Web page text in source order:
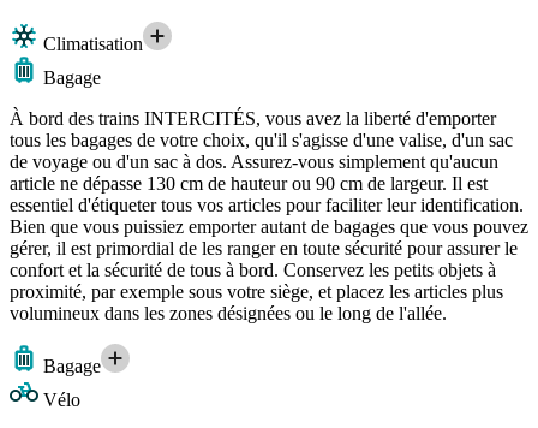
Climatisation
Bagage
À bord des trains INTERCITÉS, vous avez la liberté d'emporter
tous les bagages de votre choix, qu'il s'agisse d'une valise, d'un sac
de voyage ou d'un sac à dos. Assurez-vous simplement qu'aucun
article ne dépasse 130 cm de hauteur ou 90 cm de largeur. Il est
essentiel d'étiqueter tous vos articles pour faciliter leur identification.
Bien que vous puissiez emporter autant de bagages que vous pouvez
gérer, il est primordial de les ranger en toute sécurité pour assurer le
confort et la sécurité de tous à bord. Conservez les petits objets à
proximité, par exemple sous votre siège, et placez les articles plus
volumineux dans les zones désignées ou le long de l'allée.
Bagage
Vélo